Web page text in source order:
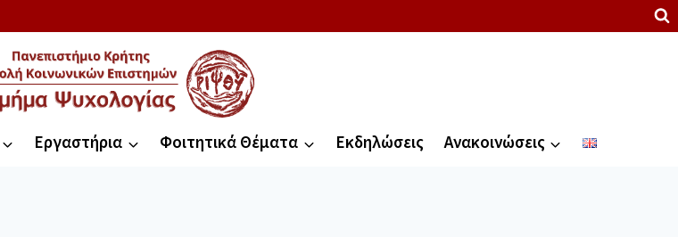
Εργαστήρια Φοιτητικά Θέματα Εκδηλώσεις Ανακοινώσεις